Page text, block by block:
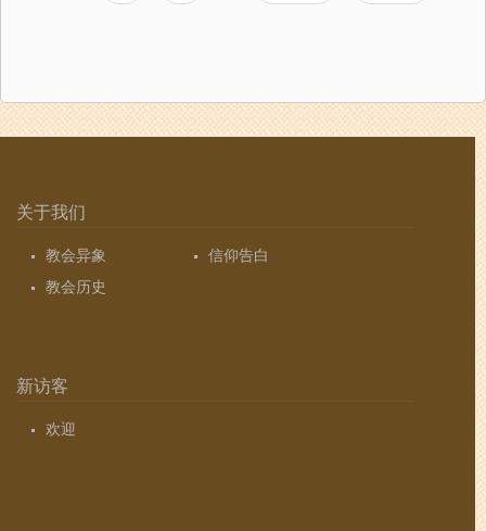
面
面
一
页
关于我们
教会异象
信仰告白
教会历史
新访客
欢迎